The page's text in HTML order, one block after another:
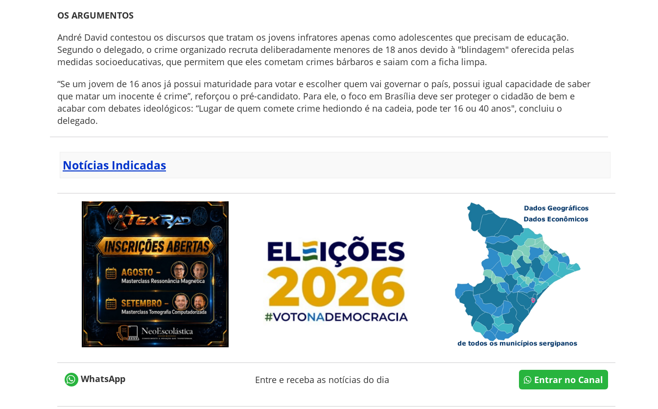
OS ARGUMENTOS
André David contestou os discursos que tratam os jovens infratores apenas como adolescentes que precisam de educação.
Segundo o delegado, o crime organizado recruta deliberadamente menores de 18 anos devido à "blindagem" oferecida pelas
medidas socioeducativas, que permitem que eles cometam crimes bárbaros e saiam com a ficha limpa.
“Se um jovem de 16 anos já possui maturidade para votar e escolher quem vai governar o país, possui igual capacidade de saber
que matar um inocente é crime”, reforçou o pré-candidato. Para ele, o foco em Brasília deve ser proteger o cidadão de bem e
acabar com debates ideológicos: “Lugar de quem comete crime hediondo é na cadeia, pode ter 16 ou 40 anos", concluiu o
delegado.
Notícias Indicadas
WhatsApp Entre e receba as notícias do dia Entrar no Canal